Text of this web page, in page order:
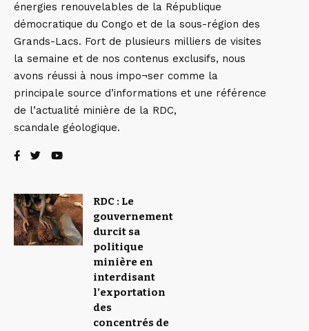
énergies renouvelables de la République
démocratique du Congo et de la sous-région des
Grands-Lacs. Fort de plusieurs milliers de visites
la semaine et de nos contenus exclusifs, nous
avons réussi à nous impo¬ser comme la
principale source d’informations et une référence
de l’actualité minière de la RDC,
scandale géologique.
RDC : Le
gouvernement
durcit sa
politique
minière en
interdisant
l’exportation
des
concentrés de